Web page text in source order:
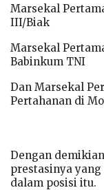
Marsekal
III/Biak
Marsekal
Babinkum TNI
Dan Marsekal
Pertahanan di
Dengan
prestasinya
dalam posisi itu.